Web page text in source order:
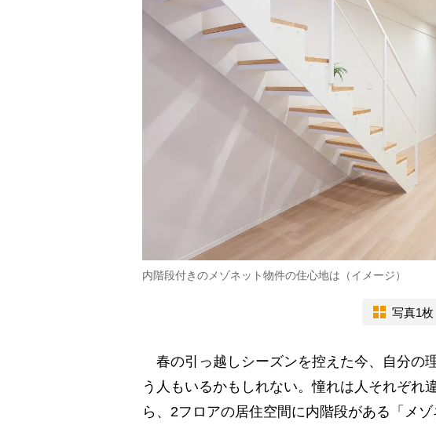
内階段付きのメゾネット物件の住心地は（イメージ）
写真1枚
春の引っ越しシーズンを控えた今、自分の
う人もいるかもしれない。憧れは人それぞれ
ら、2フロアの居住空間に内階段がある「メ